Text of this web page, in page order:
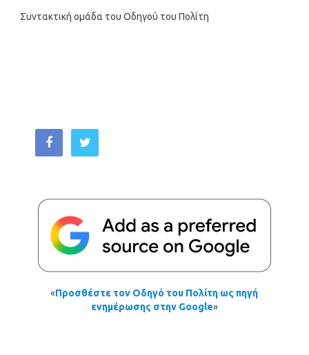
Συντακτική ομάδα του Οδηγού του Πολίτη
«Προσθέστε τον Οδηγό του Πολίτη ως πηγή
ενημέρωσης στην Google»